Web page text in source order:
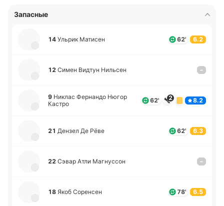
Запасные
14 Ульрик Ма­ти­сен 62' 6.2
12 Симен Видтун Ни­льсен –
9 Никлас Фе­рна­ндо Нюгор
Кастро
62' 2 8.2
21 Дензел Де Рёве 62' 6.3
22 Сэвар Атли Ма­гну­ссон –
18 Якоб Со­ре­нсен 78' 6.5